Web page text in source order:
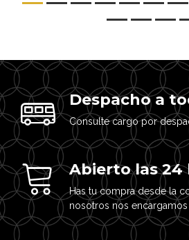
Despacho a
Consulte cargo por
Abierto las 24
Has tu compra desde la
nosotros nos encargamos